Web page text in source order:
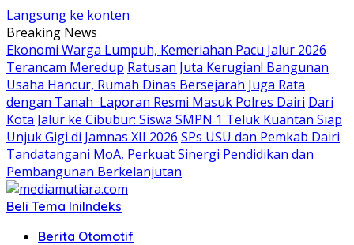
Langsung ke konten
Breaking News
Ekonomi Warga Lumpuh, Kemeriahan Pacu Jalur 2026
Terancam Meredup Ratusan Juta Kerugian! Bangunan
Usaha Hancur, Rumah Dinas Bersejarah Juga Rata
dengan Tanah Laporan Resmi Masuk Polres Dairi Dari
Kota Jalur ke Cibubur: Siswa SMPN 1 Teluk Kuantan Siap
Unjuk Gigi di Jamnas XII 2026 SPs USU dan Pemkab Dairi
Tandatangani MoA, Perkuat Sinergi Pendidikan dan
Pembangunan Berkelanjutan
Beli Tema IniIndeks
Berita Otomotif